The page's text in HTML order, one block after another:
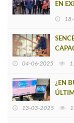
EN
04-06-2025
¿EN
13-03-2025